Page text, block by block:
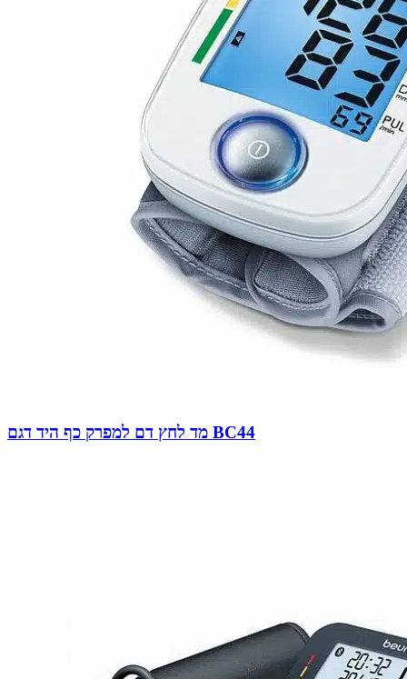
מד לחץ דם למפרק כף היד דגם BC44